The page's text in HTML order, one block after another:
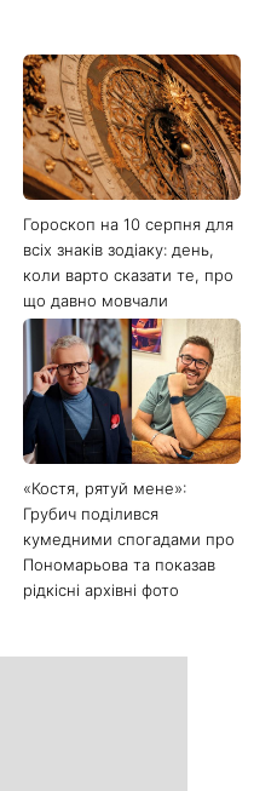
Гороскоп на 10 серпня для
всіх знаків зодіаку: день,
коли варто сказати те, про
що давно мовчали
«Костя, рятуй мене»:
Грубич поділився
кумедними спогадами про
Пономарьова та показав
рідкісні архівні фото